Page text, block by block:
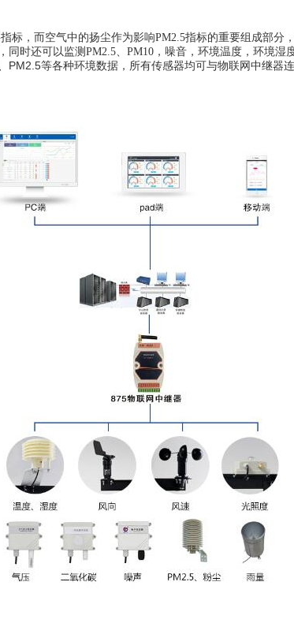
标，而空气中的扬尘作为影响PM2.5指标的重要组成部分
， 同时还可以监测 PM2.5、 PM10，噪音，环境温度，环境湿
PM2.5等各种环境数据，所有传感器均可与物联网中继器